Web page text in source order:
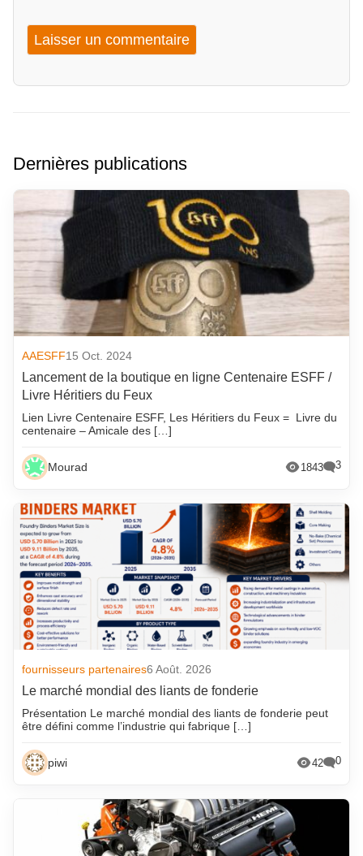
Dernières publications
AAESFF15 Oct. 2024
Lancement de la boutique en ligne Centenaire ESFF /
Livre Héritiers du Feux
Lien Livre Centenaire ESFF, Les Héritiers du Feux = Livre du
centenaire – Amicale des […]
Mourad 1843 3
fournisseurs partenaires6 Août. 2026
Le marché mondial des liants de fonderie
Présentation Le marché mondial des liants de fonderie peut
être défini comme l’industrie qui fabrique […]
piwi 42 0